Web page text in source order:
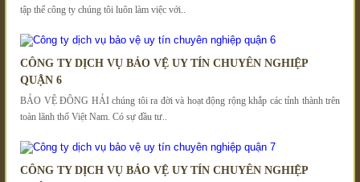
tập thể công ty chúng tôi luôn làm việc với..
CÔNG TY DỊCH VỤ BẢO VỆ UY TÍN CHUYÊN NGHIỆP
QUẬN 6
BẢO VỆ ĐÔNG HẢI chúng tôi ra đời và hoạt động rộng khắp các tỉnh thành trên
toàn lãnh thổ Việt Nam. Có sự đầu tư..
CÔNG TY DỊCH VỤ BẢO VỆ UY TÍN CHUYÊN NGHIỆP